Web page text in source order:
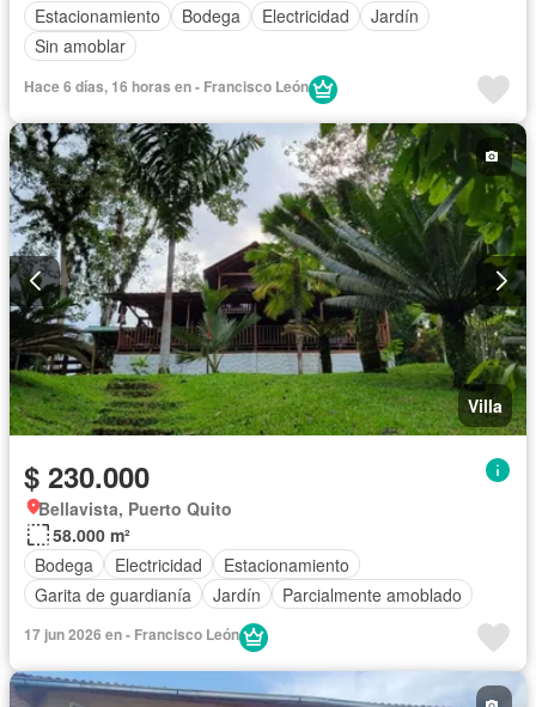
Estacionamiento
Bodega Electricidad
Jardín
Sin amoblar
Hace 6 días, 16 horas en - Francisco León
Villa
$ 230.000
Bellavista, Puerto Quito
58.000 m²
Bodega
Electricidad
Estacionamiento
Garita de guardianía
Jardín Parcialmente amoblado
17 jun 2026 en - Francisco León